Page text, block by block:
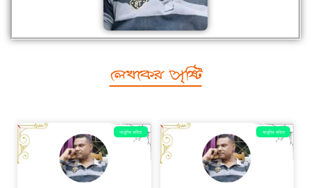
লেখকের সৃষ্টি
আধুনিক কবিতা আধুনিক কবিতা